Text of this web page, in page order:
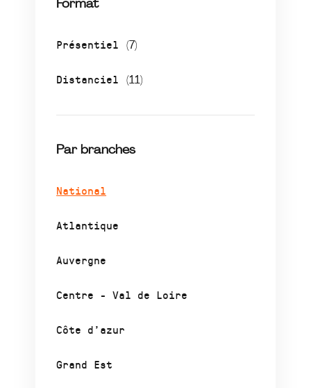
Format
Présentiel (7)
Distanciel (11)
Par branches
National
Atlantique
Auvergne
Centre - Val de Loire
Côte d’azur
Grand Est